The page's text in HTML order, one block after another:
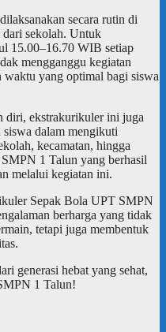
secara rutin di
dari sekolah. Untuk
15.00–16.70 WIB setiap
mengganggu kegiatan
waktu yang optimal bagi siswa
diri, ekstrakurikuler ini juga
dalam mengikuti
kecamatan, hingga
1 Talun yang berhasil
melalui kegiatan ini.
Sepak Bola UPT SMPN
berharga yang tidak
tetapi juga membentuk
generasi hebat yang sehat,
1 Talun!